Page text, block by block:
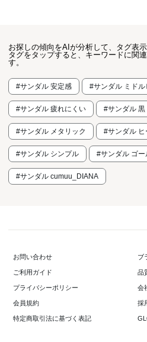
お探しの傾向をAIが分析して、タグ表示
タグをタップすると、キーワードに関
す。
#サンダル 安定感 #サンダル ミドル
#サンダル 疲れにくい #サンダル 黒
#サンダル メタリック #サンダル
#サンダル シンプル #サンダル ゴー
#サンダル cumuu_DIANA
お問い合わせ ブ
ご利用ガイド 品
プライバシーポリシー 会
会員規約 採
特定商取引法に基づく表記